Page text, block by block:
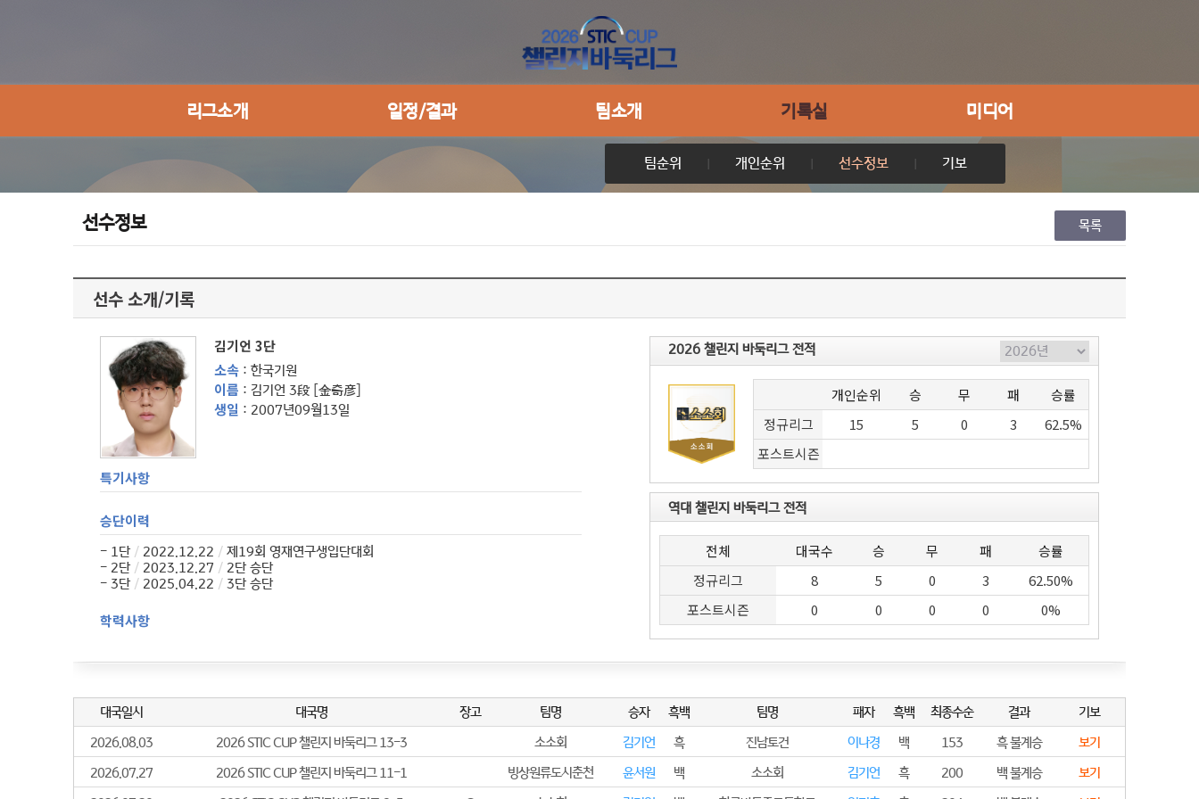
리그소개 일정/결과 팀소개 기록실 미디어
팀순위 개인순위 선수정보 기보
선수정보 목록
선수 소개/기록
김기언 3단
소속 : 한국기원
이름 : 김기언 3段 [金奇彦]
생일 : 2007년09월13일
특기사항
승단이력
- 1단 / 2022.12.22 / 제19회 영재연구생입단대회
- 2단 / 2023.12.27 / 2단 승단
- 3단 / 2025.04.22 / 3단 승단
학력사항
2023년
- 제4기 이붕배 신예 최고위전 준우승 ☆
2026 챌린지 바둑리그 전적
개인순위 승 무 패
승률
정규리그
15 5 0 3
62.5%
포스트시즌
역대 챌린지 바둑리그 전적
전체 대국수 승 무 패
승률
정규리그
8 5 0 3
62.50%
포스트시즌
0 0 0 0 0%